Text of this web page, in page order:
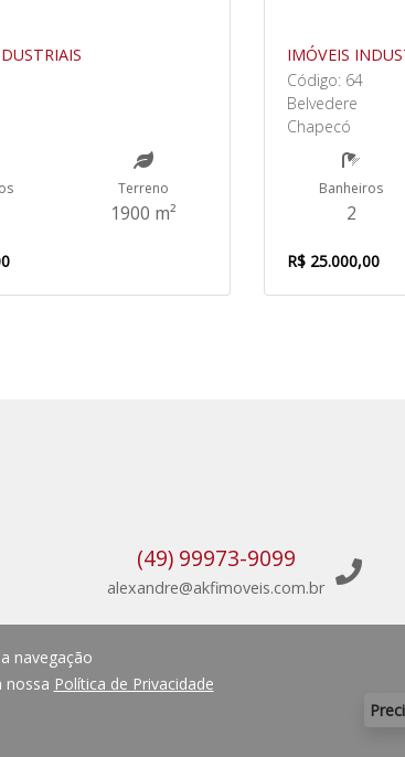
Terreno
1900 m²
IMÓVEIS
Código: 64
Belvedere
Chapecó
Banheiros
2
R$ 25.000,00
navegação
nossa Política de Privacidade
(49) 99973-9099
alexandre@akfimoveis.com.br
Preci